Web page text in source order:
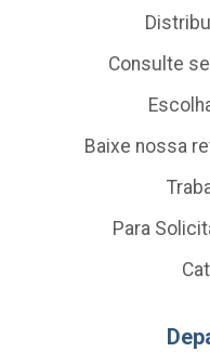
Consulte
Baixe nossa
Para